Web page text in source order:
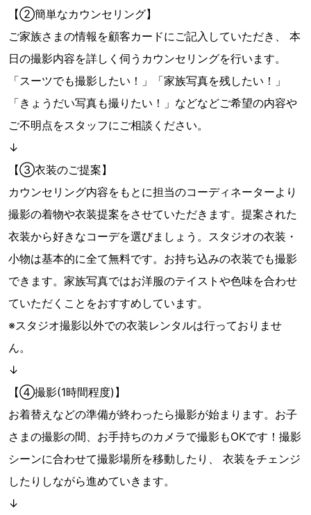
【②簡単なカウンセリング】
ご家族さまの情報を顧客カードにご記入していただき、 本
日の撮影内容を詳しく伺うカウンセリングを行います。
「スーツでも撮影したい！」「家族写真を残したい！」
「きょうだい写真も撮りたい！」などなどご希望の内容や
ご不明点をスタッフにご相談ください。
↓
【③衣装のご提案】
カウンセリング内容をもとに担当のコーディネーターより
撮影の着物や衣装提案をさせていただきます。提案された
衣装から好きなコーデを選びましょう。スタジオの衣装・
小物は基本的に全て無料です。お持ち込みの衣装でも撮影
できます。家族写真ではお洋服のテイストや色味を合わせ
ていただくことをおすすめしています。
※スタジオ撮影以外での衣装レンタルは行っておりませ
ん。
↓
【④撮影(1時間程度)】
お着替えなどの準備が終わったら撮影が始まります。お子
さまの撮影の間、お手持ちのカメラで撮影もOKです！撮影
シーンに合わせて撮影場所を移動したり、 衣装をチェンジ
したりしながら進めていきます。
↓